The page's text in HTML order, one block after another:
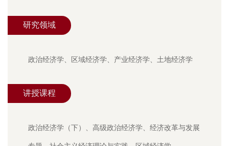
研究领域
政治经济学、区域经济学、产业经济学、土地经济学
讲授课程
政治经济学（下）、高级政治经济学、经济改革与发展